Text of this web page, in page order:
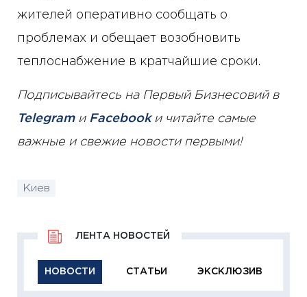
жителей оперативно сообщать о
проблемах и обещает возобновить
теплоснабжение в кратчайшие сроки.
Подписывайтесь на Первый Бизнесовий в
Telegramи Facebookи читайте самые
важные и свежие новости первыми!
Киев
НОВОСТИ СТАТЬИ ЭКСКЛЮЗИВ
ЛЕНТА НОВОСТЕЙ